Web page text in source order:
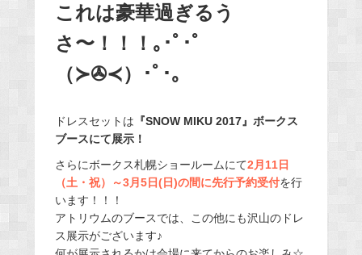
これは豪華過ぎるう
さ〜！！！｡･ﾟ･ﾟ
（≻✇≺）･ﾟ･｡
ドレスセットは 『SNOW MIKU 2017』ボークス
ブースにて展示！
さらにボークス札幌ショールームにて2月11日
（土・祝）～3月5日(日)の間に先行予約受付を行
います！！！
アトリウムのブースでは、この他にも沢山のドレ
ス展示がございます♪